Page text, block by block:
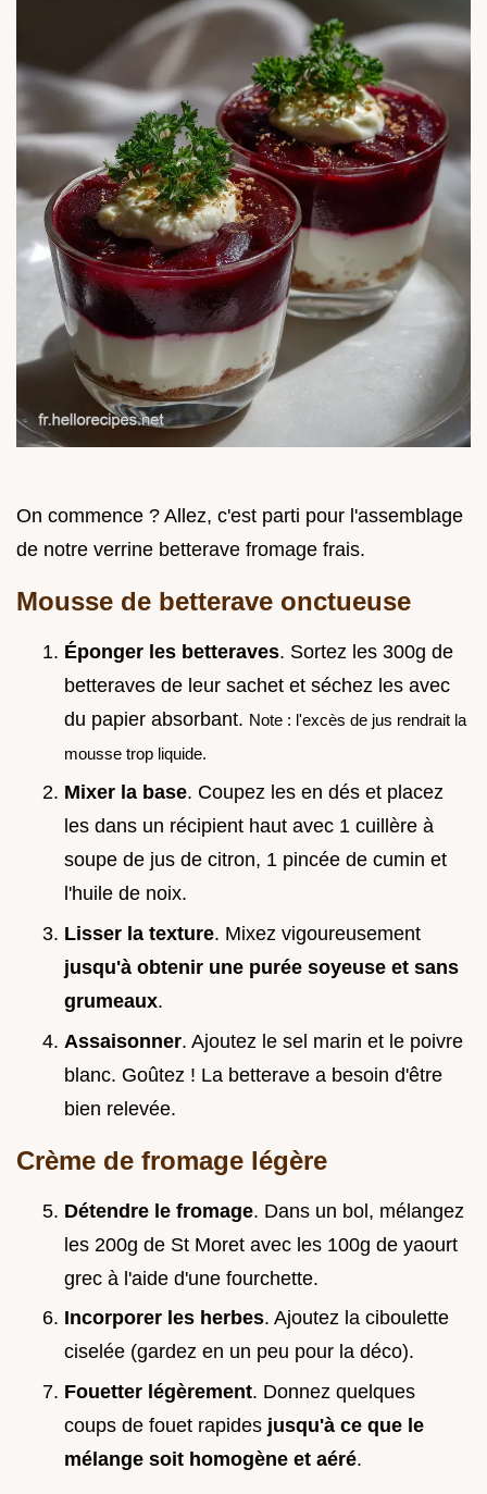
On commence ? Allez, c'est parti pour l'assemblage
de notre verrine betterave fromage frais.
Mousse de betterave onctueuse
Éponger les betteraves. Sortez les 300g de
betteraves de leur sachet et séchez les avec
du papier absorbant. Note : l'excès de jus rendrait la
mousse trop liquide.
Mixer la base. Coupez les en dés et placez
les dans un récipient haut avec 1 cuillère à
soupe de jus de citron, 1 pincée de cumin et
l'huile de noix.
Lisser la texture. Mixez vigoureusement
jusqu'à obtenir une purée soyeuse et sans
grumeaux.
Assaisonner. Ajoutez le sel marin et le poivre
blanc. Goûtez ! La betterave a besoin d'être
bien relevée.
Crème de fromage légère
Détendre le fromage. Dans un bol, mélangez
les 200g de St Moret avec les 100g de yaourt
grec à l'aide d'une fourchette.
Incorporer les herbes. Ajoutez la ciboulette
ciselée (gardez en un peu pour la déco).
Fouetter légèrement. Donnez quelques
coups de fouet rapides jusqu'à ce que le
mélange soit homogène et aéré.